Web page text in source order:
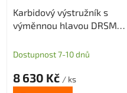
Karbidový výstružník s
výměnnou hlavou DRSMN
díru
Dostupnost 7-10 dnů
8 630 Kč / ks